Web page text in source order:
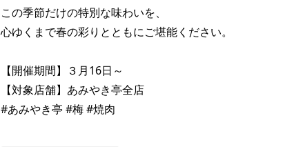
この季節だけの特別な味わいを、
心ゆくまで春の彩りとともにご堪能ください。
【開催期間】３月16日～
【対象店舗】あみやき亭全店
#あみやき亭 #梅 #焼肉